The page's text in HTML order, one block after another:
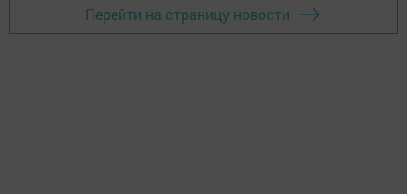
Перейти на страницу новости